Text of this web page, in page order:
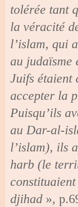
tolérée tant
la véracité
l’islam, qui
au judaïsme
Juifs étaient
accepter la
Puisqu’ils
au Dar-al-
l’islam), ils
harb (le
djihad »,